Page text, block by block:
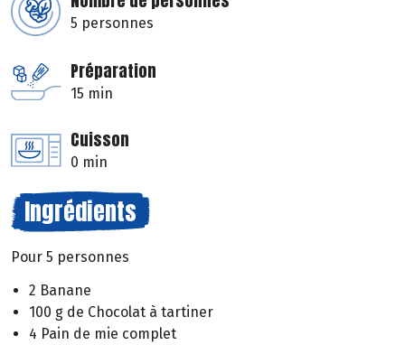
5 personnes
Préparation
15 min
Cuisson
0 min
Ingrédients
Pour 5 personnes
2 Banane
100 g de Chocolat à tartiner
4 Pain de mie complet